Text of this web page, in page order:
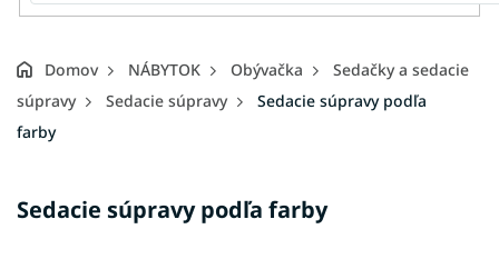
Domov NÁBYTOK Obývačka
Sedačky a sedacie
súpravy
Sedacie súpravy
Sedacie súpravy podľa
farby
Sedacie súpravy podľa farby